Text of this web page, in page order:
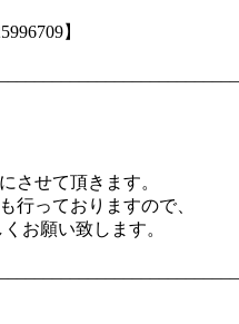
】
させて頂きます。
行っておりますので、
お願い致します。